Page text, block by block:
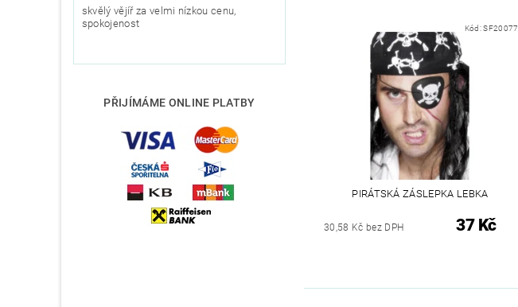
skvělý vějíř za velmi nízkou cenu,
spokojenost
PŘIJÍMÁME ONLINE PLATBY
Kód:SF20077
PIRÁTSKÁ ZÁSLEPKA LEBKA
30,58 Kč bez DPH 37 Kč